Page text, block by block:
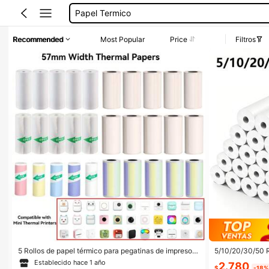
Rollos De Papel Para Mini Impresora
Rollos Para Mini Impresora
Recommended Most Popular Price Filtros
5 Rollos de papel térmico para pegatinas de impresora
mini, Rollo de papel térmico para impresora de fotos d
Establecido hace 1 año
5/10/20/30/50
nfantil, papel